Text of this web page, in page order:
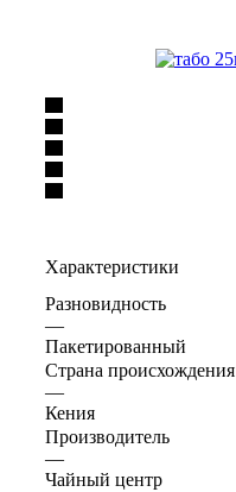
Характеристики
Разновидность
—
Пакетированный
Страна происхождения
—
Кения
Производитель
—
Чайный центр